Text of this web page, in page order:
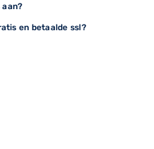
aan?
en betaalde ssl?